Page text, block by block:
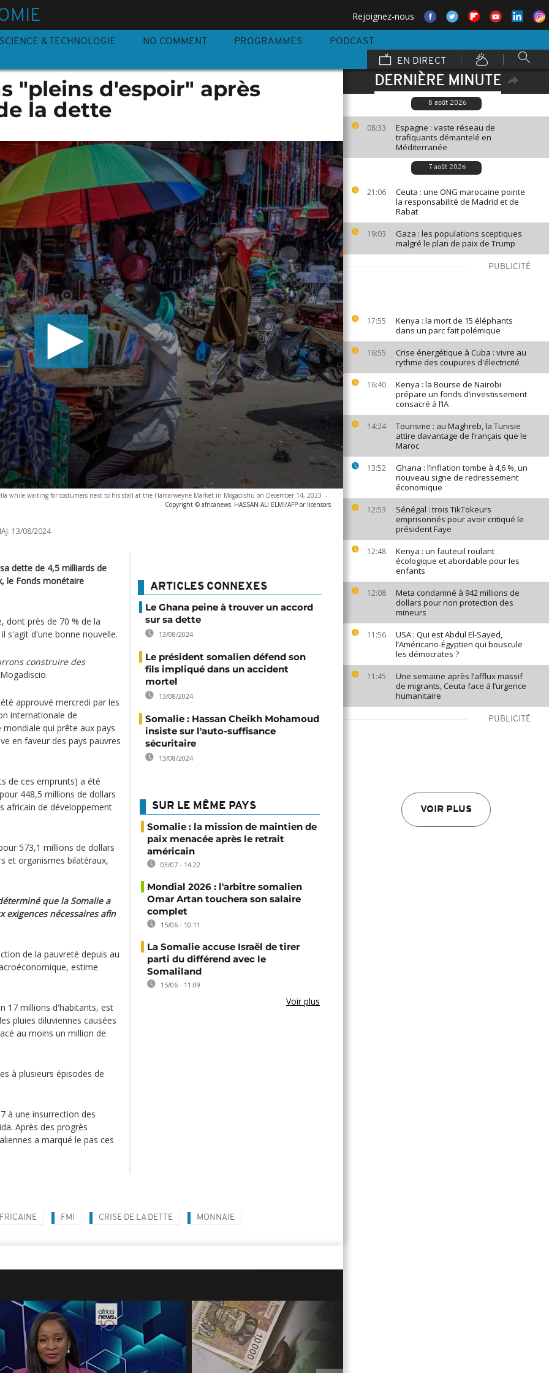
Rejoignez-nous
SCIENCE & TECHNOLOGIE NO COMMENT PROGRAMMES
PODCAST
EN DIRECT
DERNIÈRE MINUTE
8 août 2026
08:33
Espagne : vaste réseau de
trafiquants démantelé en
Méditerranée
7 août 2026
21:06
Ceuta : une ONG marocaine pointe
la responsabilité de Madrid et de
Rabat
19:03
Gaza : les populations sceptiques
malgré le plan de paix de Trump
PUBLICITÉ
17:55
Kenya : la mort de 15 éléphants
dans un parc fait polémique
16:55
Crise énergétique à Cuba : vivre au
rythme des coupures d'électricité
16:40
Kenya : la Bourse de Nairobi
prépare un fonds d’investissement
consacré à l’IA
14:24
Tourisme : au Maghreb, la Tunisie
attire davantage de français que le
Maroc
13:52
Ghana : l’inflation tombe à 4,6 %, un
nouveau signe de redressement
économique
12:53
Sénégal : trois TikTokeurs
emprisonnés pour avoir critiqué le
président Faye
12:48
Kenya : un fauteuil roulant
écologique et abordable pour les
enfants
12:08
Meta condamné à 942 millions de
dollars pour non protection des
mineurs
11:56
USA : Qui est Abdul El-Sayed,
l’Américano-Égyptien qui bouscule
les démocrates ?
11:45
Une semaine après l’afflux massif
de migrants, Ceuta face à l’urgence
humanitaire
PUBLICITÉ
VOIR PLUS
"pleins d'espoir" après
la dette
while waiting for costumers next to his stall at the Hamarweyne Market in Mogadishu on December 14, 2023 -
Copyright © africanews HASSAN ALI ELMI/AFP or licensors
13/08/2024
dette de 4,5 milliards de
le Fonds monétaire
dont près de 70 % de la
s'agit d'une bonne nouvelle.
construire des
approuvé mercredi par les
internationale de
qui prête aux pays
en faveur des pays pauvres
de ces emprunts) a été
448,5 millions de dollars
africain de développement
573,1 millions de dollars
et organismes bilatéraux,
que la Somalie a
nécessaires afin
de la pauvreté depuis au
estime
17 millions d'habitants, est
pluies diluviennes causées
au moins un million de
à plusieurs épisodes de
à une insurrection des
Après des progrès
a marqué le pas ces
ARTICLES CONNEXES
Le Ghana peine à trouver un accord
sur sa dette
13/08/2024
Le président somalien défend son
fils impliqué dans un accident
mortel
13/08/2024
Somalie : Hassan Cheikh Mohamoud
insiste sur l'auto-suffisance
sécuritaire
13/08/2024
SUR LE MÊME PAYS
Somalie : la mission de maintien de
paix menacée après le retrait
américain
03/07 - 14:22
Mondial 2026 : l'arbitre somalien
Omar Artan touchera son salaire
complet
15/06 - 10:11
La Somalie accuse Israël de tirer
parti du différend avec le
Somaliland
15/06 - 11:09
Voir plus
FMI CRISE DE LA DETTE MONNAIE